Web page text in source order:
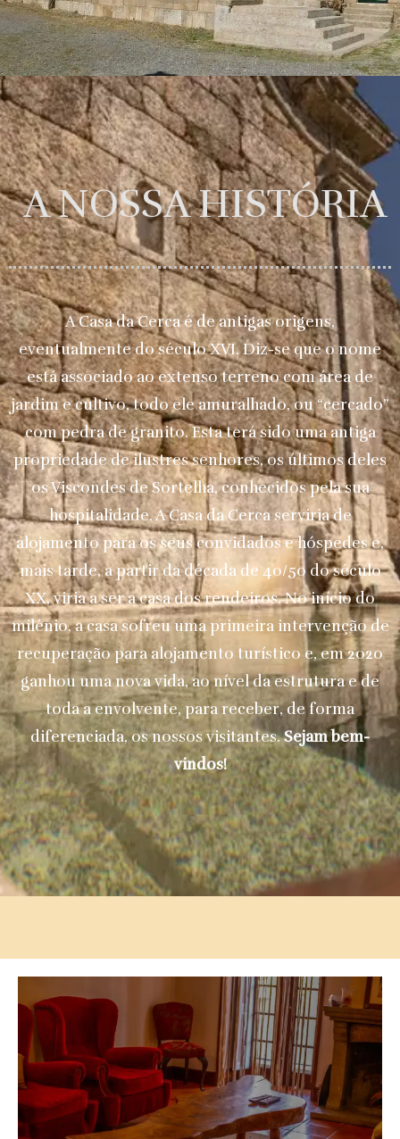
A NOSSA HISTÓRIA
A Casa da Cerca é de antigas origens,
eventualmente do século XVI. Diz-se que o nome
está associado ao extenso terreno com área de
jardim e cultivo, todo ele amuralhado, ou “cercado”
com pedra de granito. Esta terá sido uma antiga
propriedade de ilustres senhores, os últimos deles
os Viscondes de Sortelha, conhecidos pela sua
hospitalidade. A Casa da Cerca serviria de
alojamento para os seus convidados e hóspedes e,
mais tarde, a partir da década de 40/50 do século
XX, viria a ser a casa dos rendeiros. No início do
milénio, a casa sofreu uma primeira intervenção de
recuperação para alojamento turístico e, em 2020
ganhou uma nova vida, ao nível da estrutura e de
toda a envolvente, para receber, de forma
diferenciada, os nossos visitantes.Sejam bem-
vindos!